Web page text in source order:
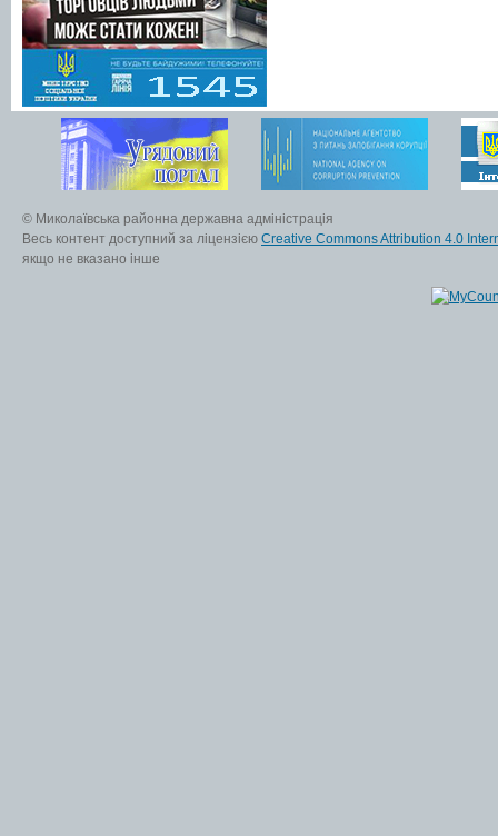
© Миколаївська районна державна адміністрація
Весь контент доступний за ліцензією Creative Commons Attribution 4.0
якщо не вказано інше